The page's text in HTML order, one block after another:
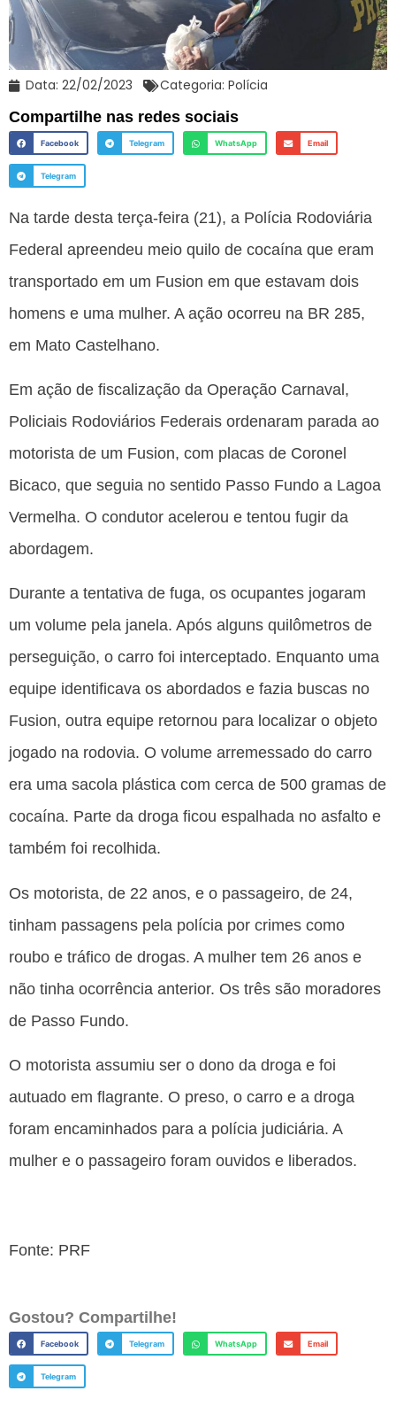
Data: 22/02/2023 Categoria: Polícia
Compartilhe nas redes sociais
Facebook Telegram WhatsApp Email
Telegram
Na tarde desta terça-feira (21), a Polícia Rodoviária
Federal apreendeu meio quilo de cocaína que eram
transportado em um Fusion em que estavam dois
homens e uma mulher. A ação ocorreu na BR 285,
em Mato Castelhano.
Em ação de fiscalização da Operação Carnaval,
Policiais Rodoviários Federais ordenaram parada ao
motorista de um Fusion, com placas de Coronel
Bicaco, que seguia no sentido Passo Fundo a Lagoa
Vermelha. O condutor acelerou e tentou fugir da
abordagem.
Durante a tentativa de fuga, os ocupantes jogaram
um volume pela janela. Após alguns quilômetros de
perseguição, o carro foi interceptado. Enquanto uma
equipe identificava os abordados e fazia buscas no
Fusion, outra equipe retornou para localizar o objeto
jogado na rodovia. O volume arremessado do carro
era uma sacola plástica com cerca de 500 gramas de
cocaína. Parte da droga ficou espalhada no asfalto e
também foi recolhida.
Os motorista, de 22 anos, e o passageiro, de 24,
tinham passagens pela polícia por crimes como
roubo e tráfico de drogas. A mulher tem 26 anos e
não tinha ocorrência anterior. Os três são moradores
de Passo Fundo.
O motorista assumiu ser o dono da droga e foi
autuado em flagrante. O preso, o carro e a droga
foram encaminhados para a polícia judiciária. A
mulher e o passageiro foram ouvidos e liberados.
Fonte: PRF
Gostou? Compartilhe!
Facebook Telegram WhatsApp Email
Telegram